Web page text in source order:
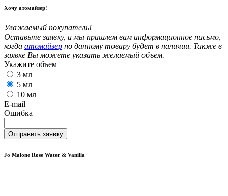
Хочу атомайзер!
Уважаемый покупатель!
Оставьте заявку, и мы пришлем вам информационное письмо,
когда атомайзер по данному товару будет в наличии. Также в
заявке Вы можете указать желаемый объем.
Укажите объем
3 мл
5 мл
10 мл
E-mail
Ошибка
Отправить заявку
Jo Malone Rose Water & Vanilla